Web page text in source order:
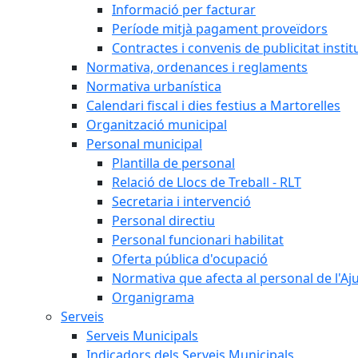
Informació per facturar
Període mitjà pagament proveïdors
Contractes i convenis de publicitat
Normativa, ordenances i reglaments
Normativa urbanística
Calendari fiscal i dies festius a Martorelles
Organització municipal
Personal municipal
Plantilla de personal
Relació de Llocs de Treball - RLT
Secretaria i intervenció
Personal directiu
Personal funcionari habilitat
Oferta pública d'ocupació
Normativa que afecta al personal de
Organigrama
Serveis
Serveis Municipals